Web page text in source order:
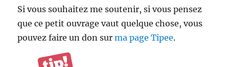
Si vous souhaitez me soutenir, si vous pensez
que ce petit ouvrage vaut quelque chose, vous
pouvez faire un don surma page Tipee.